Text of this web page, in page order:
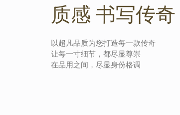
质感 书写传奇
以超凡品质为您打造每一款传奇
让每一寸细节，都尽显尊崇
在品用之间，尽显身份格调